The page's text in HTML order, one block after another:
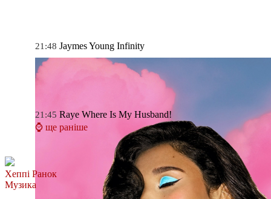
21:48 Jaymes Young Infinity
21:45 Raye Where Is My Husband!
⌚ ще раніше
Хеппі Ранок
Музика